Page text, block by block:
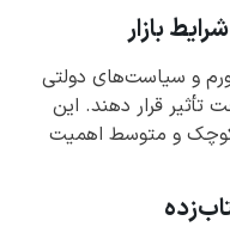
و سیاست‌های دولتی
تأثیر قرار دهند. این
کوچک و متوسط اهمیت